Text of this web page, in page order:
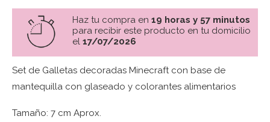
Haz tu compra en 19 horas y 57 minutos
para recibir este producto en tu domicilio
el 17/07/2026
Set de Galletas decoradas Minecraft con base de
mantequilla con glaseado y colorantes alimentarios
Tamaño: 7 cm Aprox.